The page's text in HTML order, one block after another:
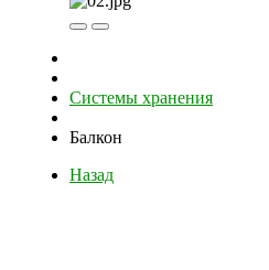
Системы хранения
Балкон
Назад